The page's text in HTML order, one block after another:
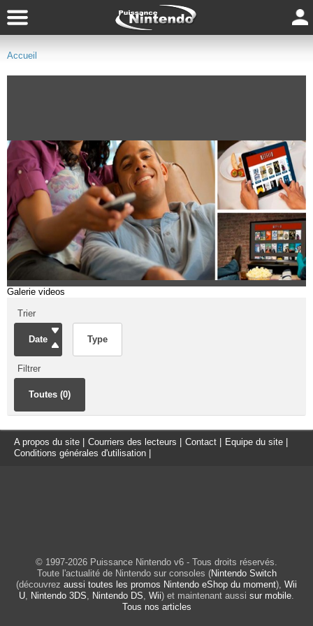
Accueil
Galerie videos
Trier
Date Type
Filtrer
Toutes (0)
A propos du site Courriers des lecteurs Contact Equipe du site
Conditions générales d'utilisation
© 1997-2026 Puissance Nintendo v6 - Tous droits réservés.
Toute l'actualité de Nintendo sur consoles (Nintendo Switch
(découvrez aussi toutes les promos Nintendo eShop du moment), Wii
U, Nintendo 3DS, Nintendo DS, Wii) et maintenant aussi sur mobile.
Tous nos articles